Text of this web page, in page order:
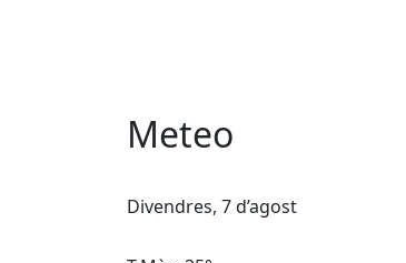
Meteo
Divendres, 7 d’agost